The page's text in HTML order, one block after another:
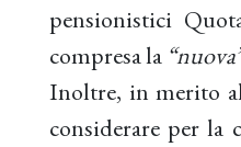
pensionistici
compresa la
Inoltre, in merito
considerare per la